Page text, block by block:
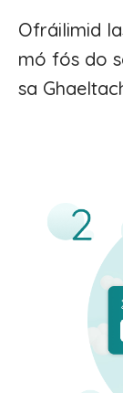
Ofráilimid
mó fós do
sa